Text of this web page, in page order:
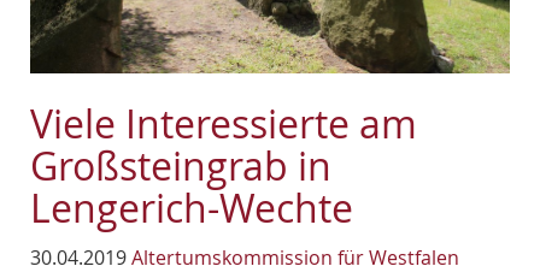
Viele Interessierte am
Großsteingrab in
Lengerich-Wechte
30.04.2019Altertumskommission für Westfalen